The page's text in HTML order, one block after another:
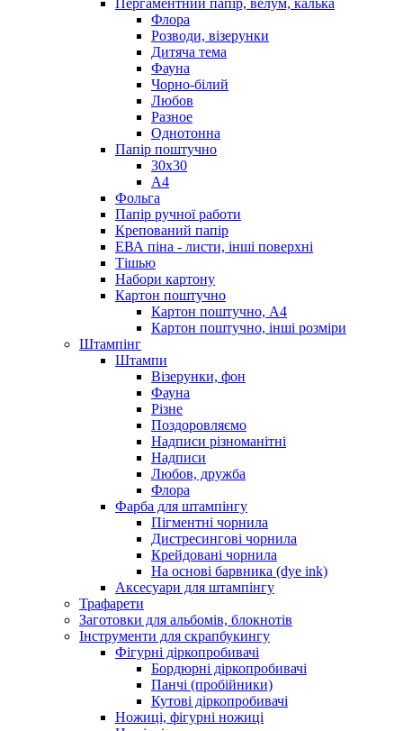
Флора
Розводи, візерунки
Дитяча тема
Фауна
Чорно-білий
Любов
Разное
Однотонна
Папір поштучно
30х30
А4
Фольга
Папір ручної работи
Крепований папір
ЕВА піна - листи, інші поверхні
Тішью
Набори картону
Картон поштучно
Картон поштучно, А4
Картон поштучно, інші розміри
Штампінг
Штампи
Візерунки, фон
Фауна
Різне
Поздоровляємо
Надписи різноманітні
Надписи
Любов, дружба
Флора
Фарба для штампінгу
Пігментні чорнила
Дистресингові чорнила
Крейдовані чорнила
На основі барвника (dye ink)
Аксесуари для штампінгу
Трафарети
Заготовки для альбомів, блокнотів
Інструменти для скрапбукингу
Фігурні діркопробивачі
Бордюрні діркопробивачі
Панчі (пробійники)
Кутові діркопробивачі
Ножиці, фігурні ножиці